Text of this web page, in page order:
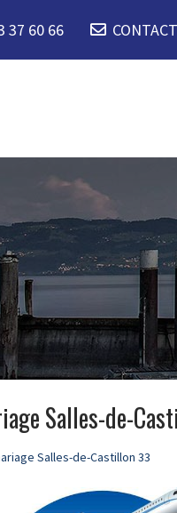
37 60 66
Salles-de-
Salles-de-Castillon 33